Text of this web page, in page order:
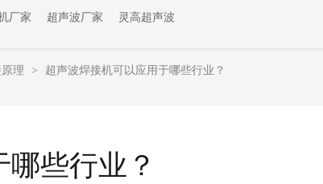
厂家 超声波厂家 灵高超声波
理 > 超声波焊接机可以应用于哪些行业？
些行业？